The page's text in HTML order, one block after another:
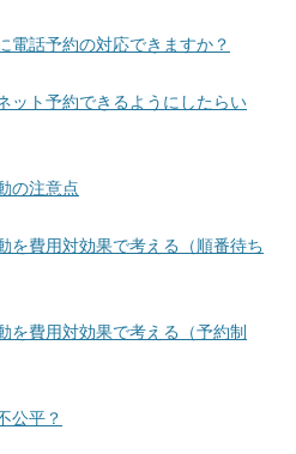
電話予約の対応できますか？
ット予約できるようにしたらい
の注意点
を費用対効果で考える（順番待ち
を費用対効果で考える（予約制
公平？